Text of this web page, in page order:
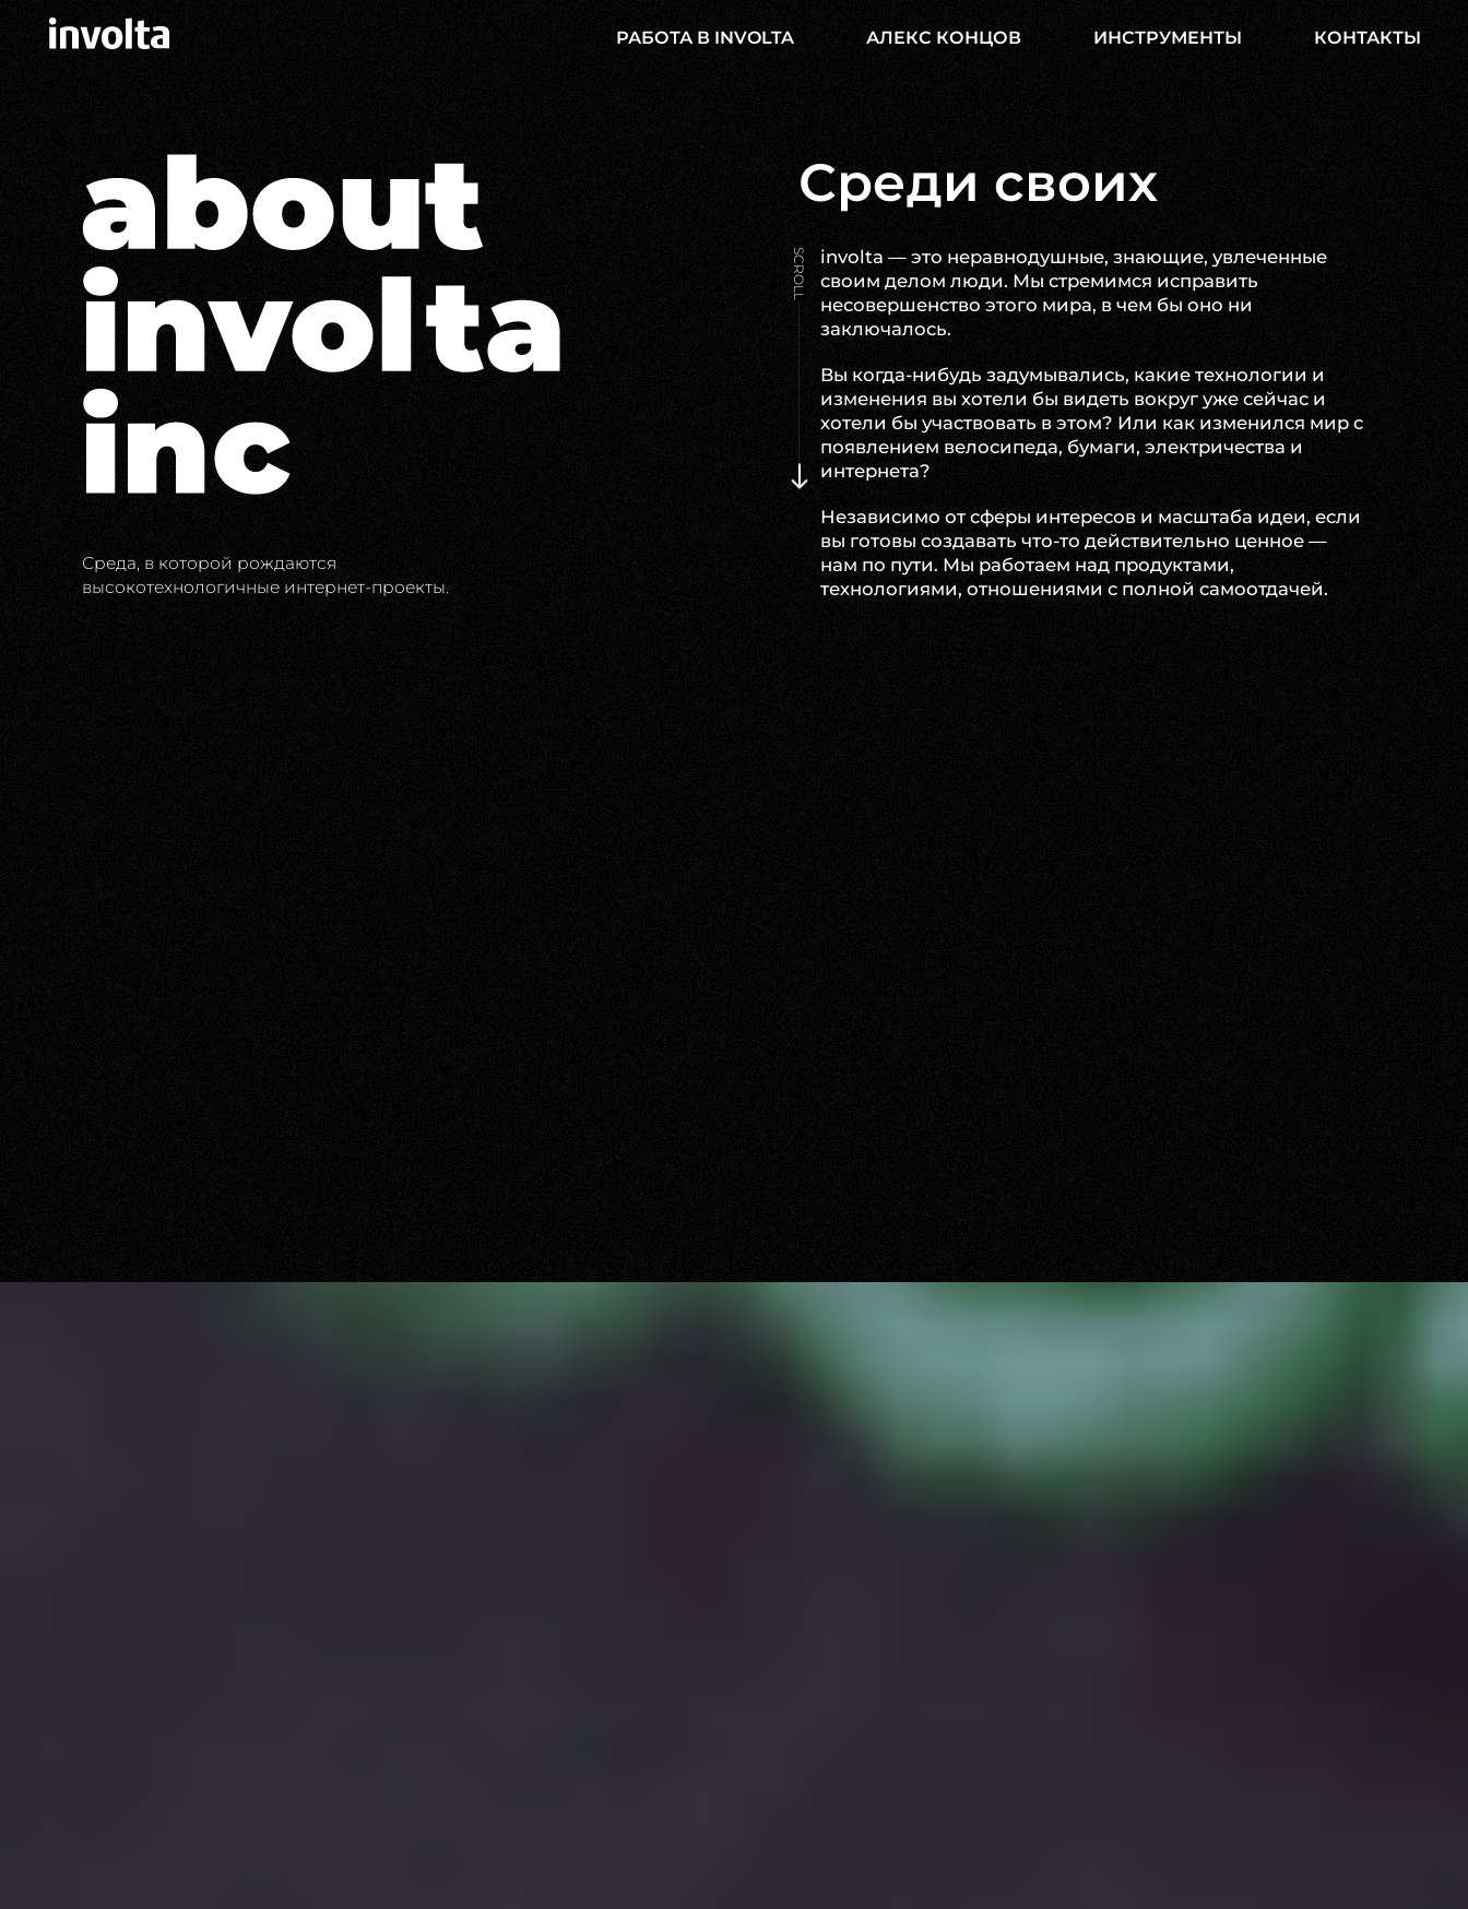
РАБОТА В INVOLTA АЛЕКС КОНЦОВ ИНСТРУМЕНТЫ КОНТАКТЫ
Среда, в которой рождаются
высокотехнологичные интернет-проекты.
Среди своих
SCROLL
involta — это неравнодушные, знающие, увлеченные
своим делом люди. Мы стремимся исправить
несовершенство этого мира, в чем бы оно ни
заключалось.
Вы когда-нибудь задумывались, какие технологии и
изменения вы хотели бы видеть вокруг уже сейчас и
хотели бы участвовать в этом? Или как изменился мир с
появлением велосипеда, бумаги, электричества и
интернета?
Независимо от сферы интересов и масштаба идеи, если
вы готовы создавать что-то действительно ценное —
нам по пути. Мы работаем над продуктами,
технологиями, отношениями с полной самоотдачей.